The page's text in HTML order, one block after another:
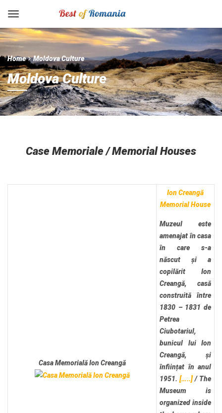
Home Moldova Culture
Moldova Culture
Case Memoriale / Memorial Houses
Casa Memorială Ion Creangă
Ion Creangă
Memorial House
Muzeul este
amenajat în casa
în care s-a
născut și a
copilărit Ion
Creangă, casă
construită între
1830 – 1831 de
Petrea
Ciubotariul,
bunicul lui Ion
Creangă, și
înființat în anul
1951. […..]/ The
Museum is
organized inside